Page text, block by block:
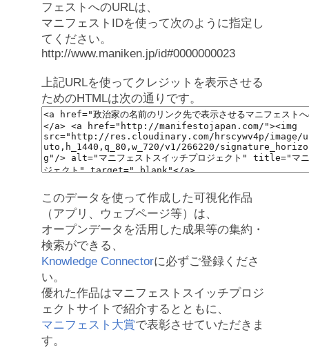
フェストへのURLは、
マニフェストIDを使って次のように指定し
てください。
http://www.maniken.jp/id#0000000023
上記URLを使ってクレジットを表示させる
ためのHTMLは次の通りです。
このデータを使って作成した可視化作品
（アプリ、ウェブページ等）は、
オープンデータを活用した成果等の集約・
検索ができる、
Knowledge Connectorに必ずご登録くださ
い。
優れた作品はマニフェストスイッチプロジ
ェクトサイトで紹介するとともに、
マニフェスト大賞で表彰させていただきま
す。